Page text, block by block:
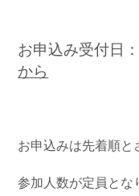
お申込み受付日：
から
お申込みは先着順と
参加人数が定員とな